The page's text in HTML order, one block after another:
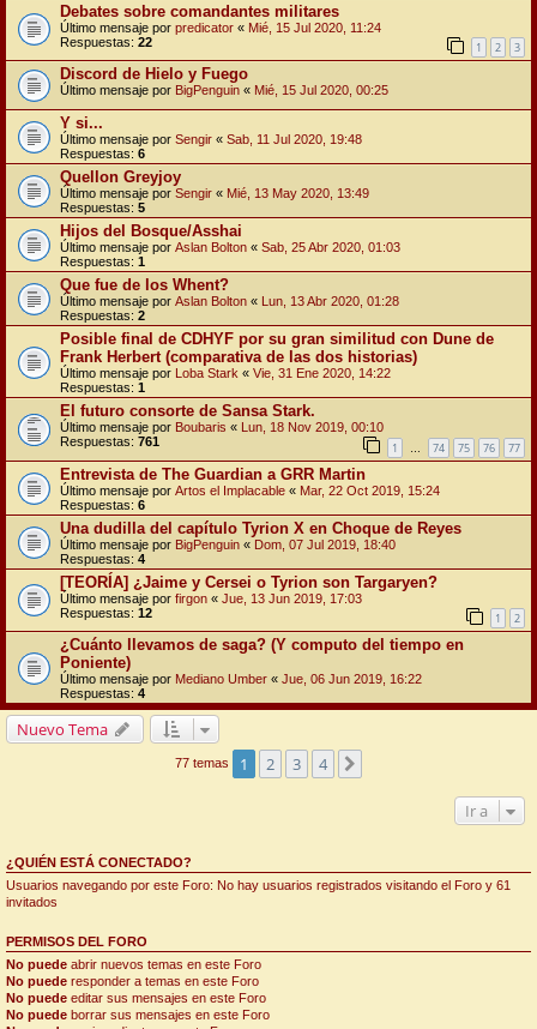
Debates sobre comandantes militares
Último mensaje por predicator « Mié, 15 Jul 2020, 11:24
Respuestas: 22 1 2 3
Discord de Hielo y Fuego
Último mensaje por BigPenguin « Mié, 15 Jul 2020, 00:25
Y si...
Último mensaje por Sengir « Sab, 11 Jul 2020, 19:48
Respuestas: 6
Quellon Greyjoy
Último mensaje por Sengir « Mié, 13 May 2020, 13:49
Respuestas: 5
Hijos del Bosque/Asshai
Último mensaje por Aslan Bolton « Sab, 25 Abr 2020, 01:03
Respuestas: 1
Que fue de los Whent?
Último mensaje por Aslan Bolton «
Lun, 13 Abr 2020, 01:28
Respuestas: 2
Posible final de CDHYF por su gran similitud con Dune de
Frank Herbert (comparativa de las dos historias)
Último mensaje por Loba Stark « Vie, 31 Ene 2020, 14:22
Respuestas: 1
El futuro consorte de Sansa Stark.
Último mensaje por Boubaris «
Lun, 18 Nov 2019, 00:10
Respuestas: 761 1 … 74 75 76 77
Entrevista de The Guardian a GRR Martin
Último mensaje por Artos el Implacable « Mar, 22 Oct 2019, 15:24
Respuestas: 6
Una dudilla del capítulo Tyrion X en Choque de Reyes
Último mensaje por BigPenguin « Dom, 07 Jul 2019, 18:40
Respuestas: 4
[TEORÍA] ¿Jaime y Cersei o Tyrion son Targaryen?
Último mensaje por firgon « Jue, 13 Jun 2019, 17:03
Respuestas: 12 1 2
¿Cuánto llevamos de saga? (Y computo del tiempo en
Poniente)
Último mensaje por Mediano Umber « Jue, 06 Jun 2019, 16:22
Respuestas: 4
Nuevo Tema
77 temas 1 2 3 4
Ir a
¿QUIÉN ESTÁ CONECTADO?
Usuarios navegando por este Foro: No hay usuarios registrados visitando el Foro y 61
invitados
PERMISOS DEL FORO
No puede abrir nuevos temas en este Foro
No puede responder a temas en este Foro
No puede editar sus mensajes en este Foro
No puede borrar sus mensajes en este Foro